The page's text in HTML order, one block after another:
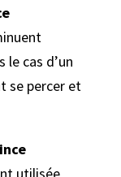
le cas d’un
se percer et